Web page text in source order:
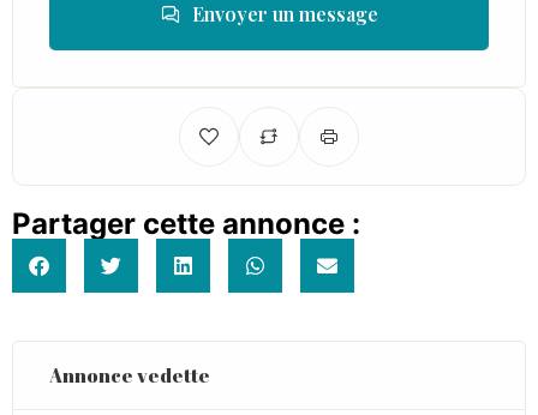
Envoyer un message
Partager cette annonce :
Annonce vedette